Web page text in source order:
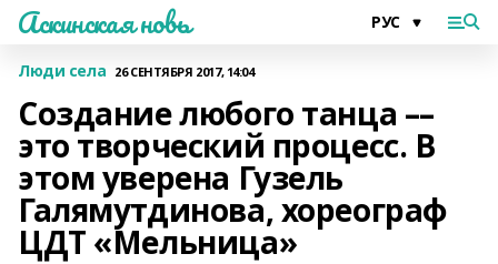
Аскинская новь
Люди села 26 СЕНТЯБРЯ 2017, 14:04
Создание любого танца ––
это творческий процесс. В
этом уверена Гузель
Галямутдинова, хореограф
ЦДТ «Мельница»